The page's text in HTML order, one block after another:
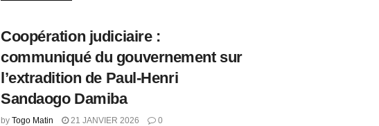
Coopération judiciaire :
communiqué du gouvernement sur
l’extradition de Paul-Henri
Sandaogo Damiba
by Togo Matin 21 JANVIER 2026 0